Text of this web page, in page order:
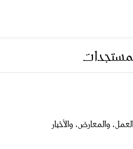
والمعارض، والأخبار